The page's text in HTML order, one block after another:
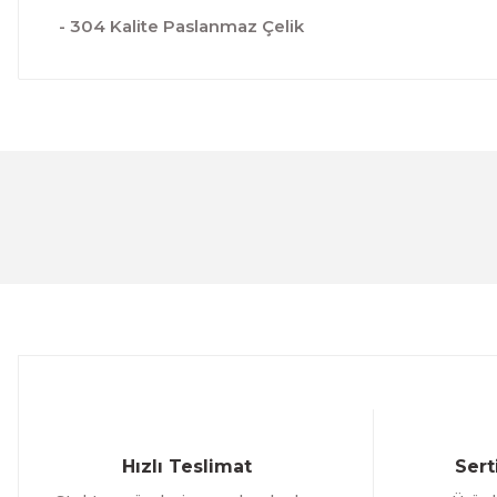
- 304 Kalite Paslanmaz Çelik
Hızlı Teslimat